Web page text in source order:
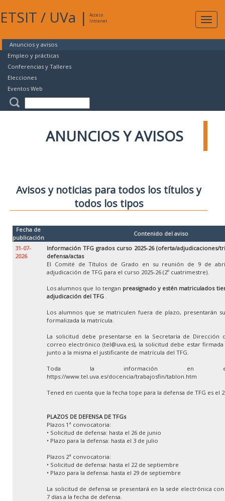
ETSIT / UVa |
Acceso
Intranet
Anuncios y avisos
Empleo y prácticas
Conferencias y Talleres
Elecciones
Eventos Web
ANUNCIOS Y AVISOS
Avisos y noticias para todos los títulos y
todos los tipos
Fecha de
publicación
Contenido del aviso
31-07-
2026
Información TFG grados curso 2025-26 (oferta/adjudicaciones/
defensa/actas
El Comité de Títulos de Grado en su reunión de 9 de
adjudicación de TFG para el curso 2025-26 (2º cuatrimestre).
Los alumnos que lo tengan preasignado y estén matriculados
adjudicación del TFG .
Los alumnos que se matriculen fuera de plazo, presentarán
formalizada la matrícula.
La solicitud debe presentarse en la Secretaría de Dirección
correo electrónico (tel@uva.es), la solicitud debe estar
junto a la misma el justificante de matrícula del TFG.
Toda la información en
https://www.tel.uva.es/docencia/trabajosfin/tablon.htm
Tened en cuenta que la fecha tope para la defensa de TFG es el
PLAZOS DE DEFENSA DE TFGs
Plazos 1ª convocatoria:
• Solicitud de defensa: hasta el 26 de junio
• Plazo para la defensa: hasta el 3 de julio
Plazos 2ª convocatoria:
• Solicitud de defensa: hasta el 22 de septiembre
• Plazo para la defensa: hasta el 29 de septiembre
La solicitud de defensa se presentará en la sede electrónica
7 días a la fecha de defensa.